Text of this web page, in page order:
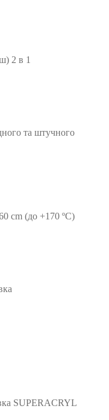
2 в 1
та штучного
cm (до +170 ºС)
SUPERACRYL